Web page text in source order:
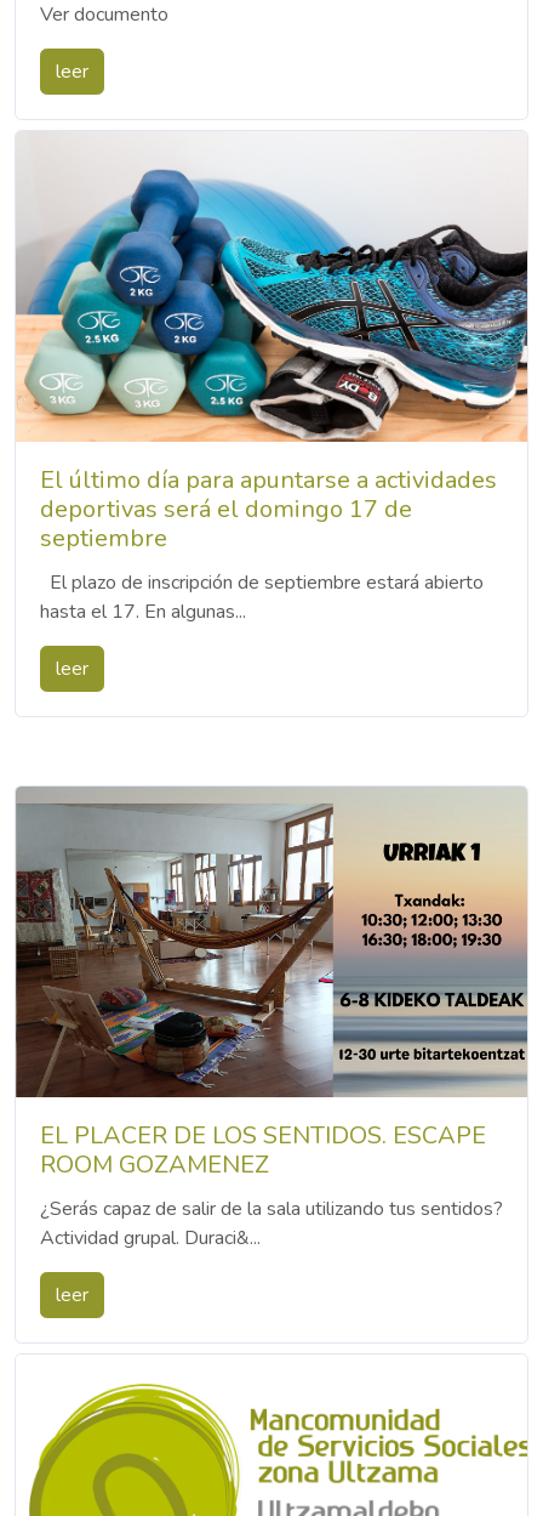
Ver documento
leer
El último día para apuntarse a actividades
deportivas será el domingo 17 de
septiembre
El plazo de inscripción de septiembre estará abierto
hasta el 17. En algunas...
leer
EL PLACER DE LOS SENTIDOS. ESCAPE
ROOM GOZAMENEZ
¿Serás capaz de salir de la sala utilizando tus sentidos?
Actividad grupal. Duraci&...
leer